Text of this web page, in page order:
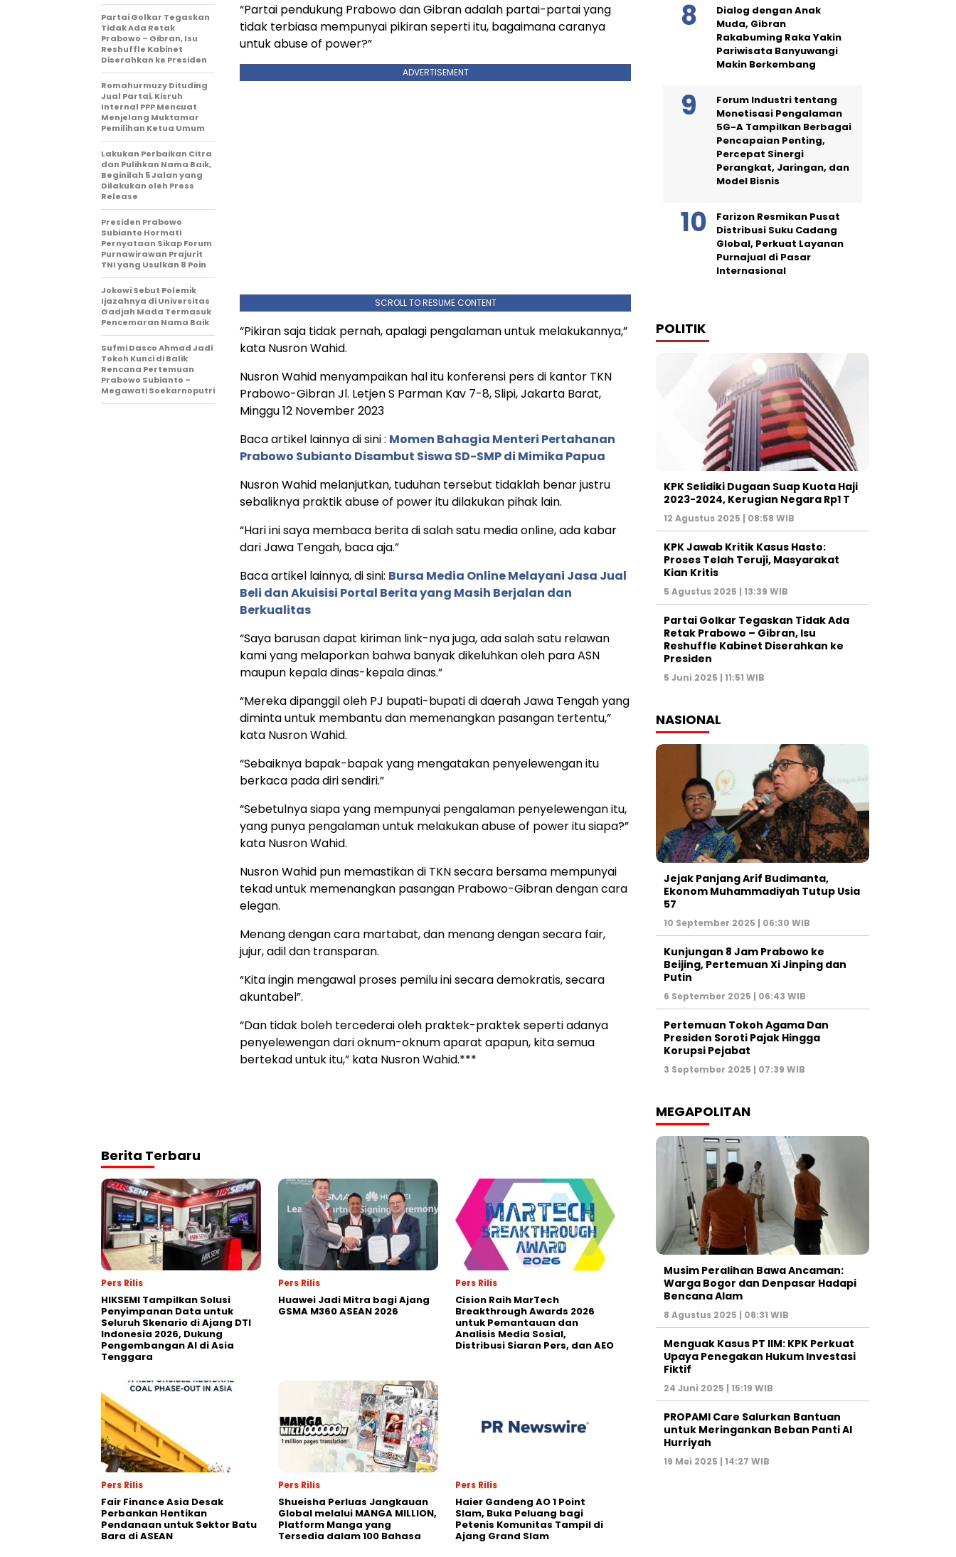
“Partai pendukung Prabowo dan Gibran adalah partai-partai yang
tidak terbiasa mempunyai pikiran seperti itu, bagaimana caranya
untuk abuse of power?”
ADVERTISEMENT
SCROLL TO RESUME CONTENT
“Pikiran saja tidak pernah, apalagi pengalaman untuk melakukannya,”
kata Nusron Wahid.
Nusron Wahid menyampaikan hal itu konferensi pers di kantor TKN
Prabowo-Gibran Jl. Letjen S Parman Kav 7-8, Slipi, Jakarta Barat,
Minggu 12 November 2023
Baca artikel lainnya di sini : Momen Bahagia Menteri Pertahanan
Prabowo Subianto Disambut Siswa SD-SMP di Mimika Papua
Nusron Wahid melanjutkan, tuduhan tersebut tidaklah benar justru
sebaliknya praktik abuse of power itu dilakukan pihak lain.
“Hari ini saya membaca berita di salah satu media online, ada kabar
dari Jawa Tengah, baca aja.”
Baca artikel lainnya, di sini: Bursa Media Online Melayani Jasa Jual
Beli dan Akuisisi Portal Berita yang Masih Berjalan dan
Berkualitas
“Saya barusan dapat kiriman link-nya juga, ada salah satu relawan
kami yang melaporkan bahwa banyak dikeluhkan oleh para ASN
maupun kepala dinas-kepala dinas.”
“Mereka dipanggil oleh PJ bupati-bupati di daerah Jawa Tengah yang
diminta untuk membantu dan memenangkan pasangan tertentu,”
kata Nusron Wahid.
“Sebaiknya bapak-bapak yang mengatakan penyelewengan itu
berkaca pada diri sendiri.”
“Sebetulnya siapa yang mempunyai pengalaman penyelewengan itu,
yang punya pengalaman untuk melakukan abuse of power itu siapa?”
kata Nusron Wahid.
Nusron Wahid pun memastikan di TKN secara bersama mempunyai
tekad untuk memenangkan pasangan Prabowo-Gibran dengan cara
elegan.
Menang dengan cara martabat, dan menang dengan secara fair,
jujur, adil dan transparan.
“Kita ingin mengawal proses pemilu ini secara demokratis, secara
akuntabel”.
“Dan tidak boleh tercederai oleh praktek-praktek seperti adanya
penyelewengan dari oknum-oknum aparat apapun, kita semua
bertekad untuk itu,” kata Nusron Wahid.***
Partai Golkar Tegaskan
Tidak Ada Retak
Prabowo – Gibran, Isu
Reshuffle Kabinet
Diserahkan ke Presiden
Romahurmuzy Dituding
Jual Partai, Kisruh
Internal PPP Mencuat
Menjelang Muktamar
Pemilihan Ketua Umum
Lakukan Perbaikan Citra
dan Pulihkan Nama Baik,
Beginilah 5 Jalan yang
Dilakukan oleh Press
Release
Presiden Prabowo
Subianto Hormati
Pernyataan Sikap Forum
Purnawirawan Prajurit
TNI yang Usulkan 8 Poin
Jokowi Sebut Polemik
Ijazahnya di Universitas
Gadjah Mada Termasuk
Pencemaran Nama Baik
Sufmi Dasco Ahmad Jadi
Tokoh Kunci di Balik
Rencana Pertemuan
Prabowo Subianto –
Megawati Soekarnoputri
Berita Terbaru
Pers Rilis
HIKSEMI Tampilkan Solusi
Penyimpanan Data untuk
Seluruh Skenario di Ajang DTI
Indonesia 2026, Dukung
Pengembangan AI di Asia
Tenggara
Pers Rilis
Huawei Jadi Mitra bagi Ajang
GSMA M360 ASEAN 2026
Pers Rilis
Cision Raih MarTech
Breakthrough Awards 2026
untuk Pemantauan dan
Analisis Media Sosial,
Distribusi Siaran Pers, dan AEO
Pers Rilis
Fair Finance Asia Desak
Perbankan Hentikan
Pendanaan untuk Sektor Batu
Bara di ASEAN
Pers Rilis
Shueisha Perluas Jangkauan
Global melalui MANGA MILLION,
Platform Manga yang
Tersedia dalam 100 Bahasa
Pers Rilis
Haier Gandeng AO 1 Point
Slam, Buka Peluang bagi
Petenis Komunitas Tampil di
Ajang Grand Slam
Dialog dengan Anak
Muda, Gibran
Rakabuming Raka Yakin
Pariwisata Banyuwangi
Makin Berkembang
Forum Industri tentang
Monetisasi Pengalaman
5G-A Tampilkan Berbagai
Pencapaian Penting,
Percepat Sinergi
Perangkat, Jaringan, dan
Model Bisnis
Farizon Resmikan Pusat
Distribusi Suku Cadang
Global, Perkuat Layanan
Purnajual di Pasar
Internasional
POLITIK
KPK Selidiki Dugaan Suap Kuota Haji
2023-2024, Kerugian Negara Rp1 T
12 Agustus 2025 | 08:58 WIB
KPK Jawab Kritik Kasus Hasto:
Proses Telah Teruji, Masyarakat
Kian Kritis
5 Agustus 2025 | 13:39 WIB
Partai Golkar Tegaskan Tidak Ada
Retak Prabowo – Gibran, Isu
Reshuffle Kabinet Diserahkan ke
Presiden
5 Juni 2025 | 11:51 WIB
NASIONAL
Jejak Panjang Arif Budimanta,
Ekonom Muhammadiyah Tutup Usia
57
10 September 2025 | 06:30 WIB
Kunjungan 8 Jam Prabowo ke
Beijing, Pertemuan Xi Jinping dan
Putin
6 September 2025 | 06:43 WIB
Pertemuan Tokoh Agama Dan
Presiden Soroti Pajak Hingga
Korupsi Pejabat
3 September 2025 | 07:39 WIB
MEGAPOLITAN
Musim Peralihan Bawa Ancaman:
Warga Bogor dan Denpasar Hadapi
Bencana Alam
8 Agustus 2025 | 08:31 WIB
Menguak Kasus PT IIM: KPK Perkuat
Upaya Penegakan Hukum Investasi
Fiktif
24 Juni 2025 | 15:19 WIB
PROPAMI Care Salurkan Bantuan
untuk Meringankan Beban Panti Al
Hurriyah
19 Mei 2025 | 14:27 WIB